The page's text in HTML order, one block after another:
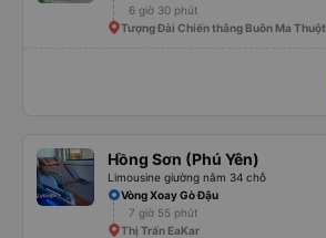
6 giờ 30 phút
Tượng Đài Chiến thắng Buôn Ma Thuột
Hồng Sơn (Phú Yên)
Limousine giường nằm 34 chỗ
Vòng Xoay Gò Đậu
7 giờ 55 phút
Thị Trấn EaKar